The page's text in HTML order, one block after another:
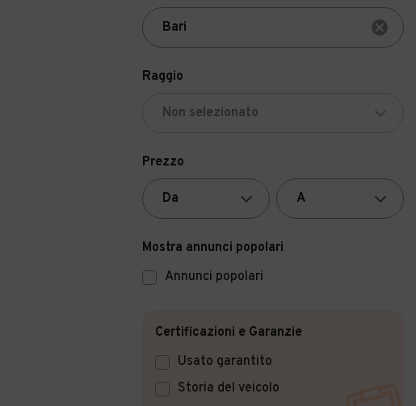
Raggio
Prezzo
Mostra annunci popolari
Annunci popolari
Certificazioni e Garanzie
Usato garantito
Storia del veicolo